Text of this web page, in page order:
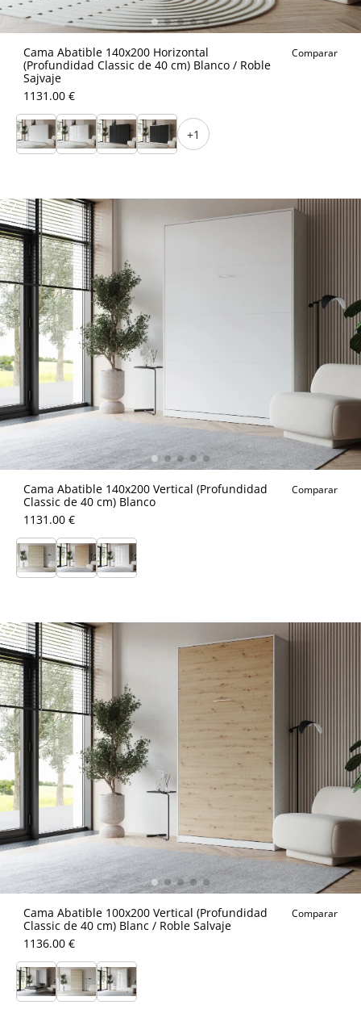
Cama Abatible 140x200 Horizontal
(Profundidad Classic de 40 cm) Blanco / Roble
Sajvaje
Comparar
1131.00 €
+1
Cama Abatible 140x200 Vertical (Profundidad
Classic de 40 cm) Blanco
Comparar
1131.00 €
Cama Abatible 100x200 Vertical (Profundidad
Classic de 40 cm) Blanc / Roble Salvaje
Comparar
1136.00 €